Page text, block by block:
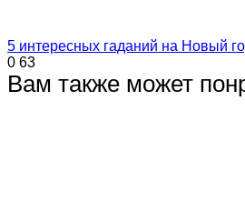
5 интересных гаданий на Новый
0 63
Вам также может